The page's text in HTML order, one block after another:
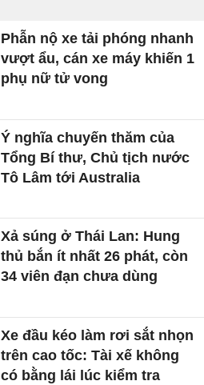
Phẫn nộ xe tải phóng nhanh
vượt ẩu, cán xe máy khiến 1
phụ nữ tử vong
Ý nghĩa chuyến thăm của
Tổng Bí thư, Chủ tịch nước
Tô Lâm tới Australia
Xả súng ở Thái Lan: Hung
thủ bắn ít nhất 26 phát, còn
34 viên đạn chưa dùng
Xe đầu kéo làm rơi sắt nhọn
trên cao tốc: Tài xế không
có bằng lái lúc kiểm tra